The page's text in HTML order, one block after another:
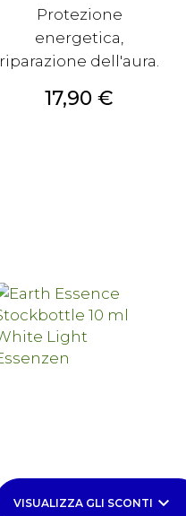
Protezione
energetica,
riparazione dell'aura.
Prezzo
17,90 €
VISUALIZZA GLI SCONTI keyboard_arrow_down